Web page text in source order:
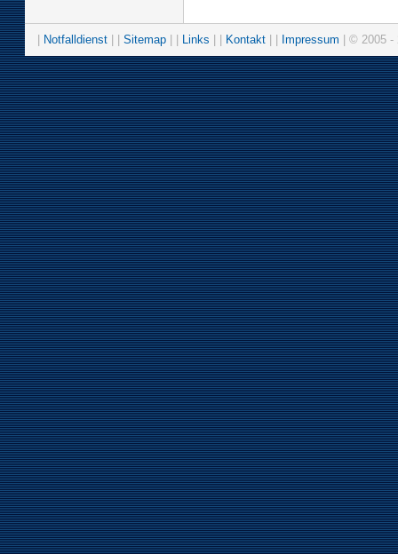
Notfalldienst Sitemap Links Kontakt Impressum | © 2005 -